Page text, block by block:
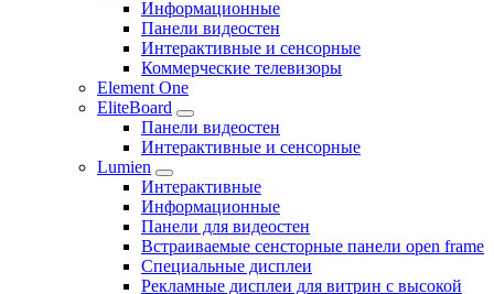
Информационные
Панели видеостен
Интерактивные и сенсорные
Коммерческие телевизоры
Element One
EliteBoard
Панели видеостен
Интерактивные и сенсорные
Lumien
Интерактивные
Информационные
Панели для видеостен
Встраиваемые сенсторные панели open frame
Специальные дисплеи
Рекламные дисплеи для витрин с высокой